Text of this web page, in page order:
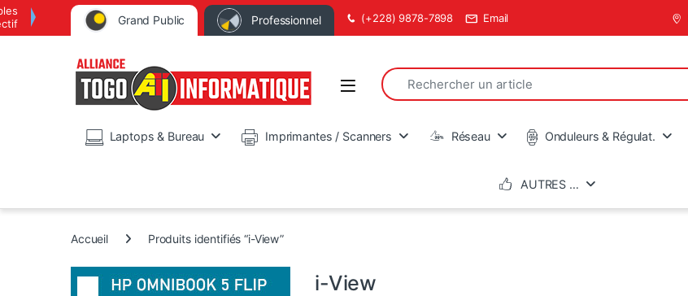
Grand Public Professionnel (+228) 9878-7898 Email
Open
Search for:
Laptops & Bureau Imprimantes / Scanners Réseau Onduleurs & Régulat.
AUTRES …
Accueil Produits identifiés “i-View”
i-View